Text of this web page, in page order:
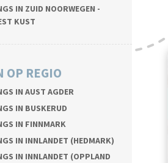
IN ZUID NOORWEGEN -
KUST
OP REGIO
IN AUST AGDER
IN BUSKERUD
IN FINNMARK
IN INNLANDET (HEDMARK)
IN INNLANDET (OPPLAND